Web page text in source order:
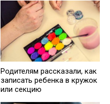
Родителям рассказали, как
записать ребенка в кружок
или секцию